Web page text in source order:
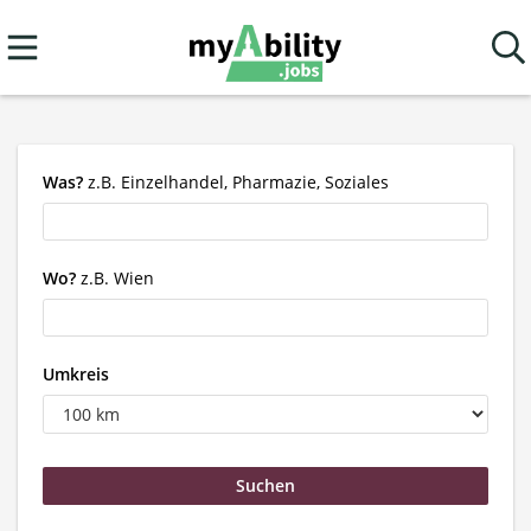
Was? z.B. Einzelhandel, Pharmazie, Soziales
Wo? z.B. Wien
Umkreis